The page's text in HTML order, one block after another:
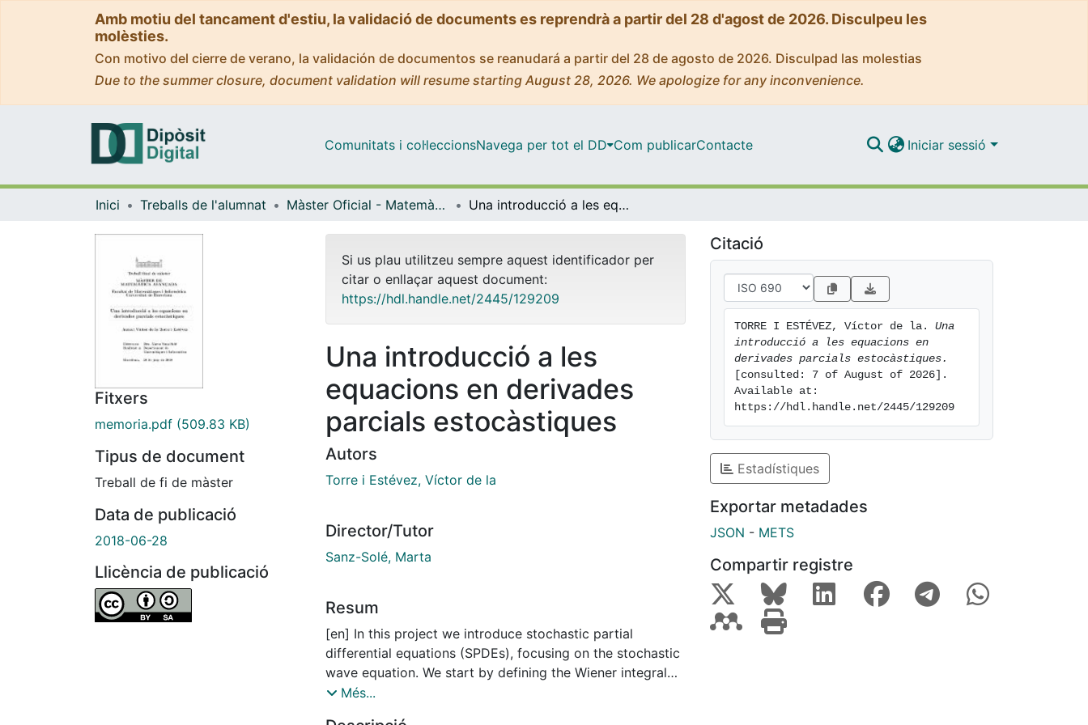
Amb motiu del tancament d'estiu, la validació de documents es reprendrà a partir del 28 d'agost de 2026. Disculpeu les
molèsties.
Con motivo del cierre de verano, la validación de documentos se reanudará a partir del 28 de agosto de 2026. Disculpad las molestias
Due to the summer closure, document validation will resume starting August 28, 2026. We apologize for any inconvenience.
Comunitats i col·leccionsNavega per tot el DD Com publicarContacte Iniciar sessió
Inici Treballs de l'alumnat Màster Oficial - Matemàtica Avançada Una introducció a les equacions en derivades parcials estocàstiques
Fitxers
memoria.pdf (509.83 KB)
Tipus de document
Treball de fi de màster
Data de publicació
2018-06-28
Llicència de publicació
Si us plau utilitzeu sempre aquest identificador per
citar o enllaçar aquest document:
https://hdl.handle.net/2445/129209
Una introducció a les
equacions en derivades
parcials estocàstiques
Autors
Torre i Estévez, Víctor de la
Director/Tutor
Sanz-Solé, Marta
Resum
[en] In this project we introduce stochastic partial
differential equations (SPDEs), focusing on the stochastic
wave equation. We start by defining the Wiener integral
with respect to space-time white noise. This integral
Més...
Citació
TORRE I ESTÉVEZ, Víctor de la. Una
introducció a les equacions en
derivades parcials estocàstiques.
[consulted: 7 of August of 2026].
Available at:
https://hdl.handle.net/2445/129209
Estadístiques
Exportar metadades
JSON - METS
Compartir registre